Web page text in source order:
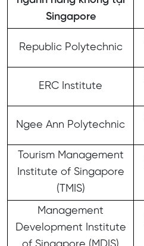
Singapore
Republic Polytechnic
ERC Institute
Ngee Ann Polytechnic
Tourism Management
Institute of Singapore
(TMIS)
Management
Development Institute